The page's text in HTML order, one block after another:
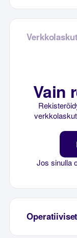
Vain
Jos sinulla